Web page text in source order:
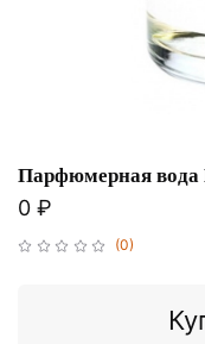
(0)
Парфюмерная вода
0 ₽